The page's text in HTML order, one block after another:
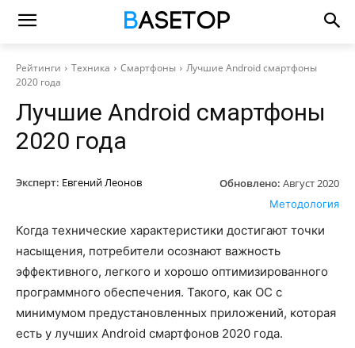
Рейтинги Техника Смартфоны
Лучшие Android смартфоны
2020 года
Лучшие Android смартфоны
2020 года
Эксперт: Евгений Леонов Обновлено: Август 2020
Методология
Когда технические характеристики достигают точки
насыщения, потребители осознают важность
эффективного, легкого и хорошо оптимизированного
программного обеспечения. Такого, как ОС с
минимумом предустановленных приложений, которая
есть у лучших Android смартфонов 2020 года.